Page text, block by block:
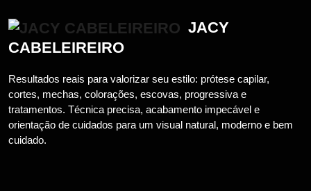
JACY
CABELEIREIRO
Resultados reais para valorizar seu estilo: prótese capilar,
cortes, mechas, colorações, escovas, progressiva e
tratamentos. Técnica precisa, acabamento impecável e
orientação de cuidados para um visual natural, moderno e bem
cuidado.